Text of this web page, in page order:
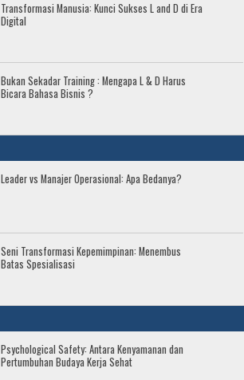
Transformasi Manusia: Kunci Sukses L and D di Era
Digital
Bukan Sekadar Training : Mengapa L & D Harus
Bicara Bahasa Bisnis ?
Leader vs Manajer Operasional: Apa Bedanya?
Seni Transformasi Kepemimpinan: Menembus
Batas Spesialisasi
Psychological Safety: Antara Kenyamanan dan
Pertumbuhan Budaya Kerja Sehat